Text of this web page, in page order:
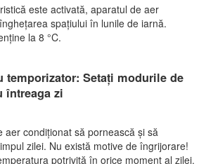
este activată, aparatul de aer
spațiului în lunile de iarnă.
la 8 °C.
temporizator: Setați modurile de
întreaga zi
aer condiționat să pornească și să
zilei. Nu există motive de îngrijorare!
potrivită în orice moment al zilei.